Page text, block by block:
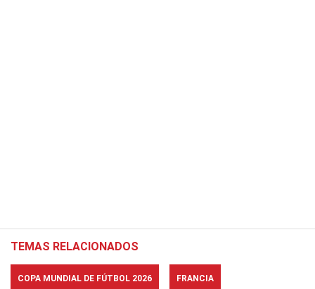
TEMAS RELACIONADOS
COPA MUNDIAL DE FÚTBOL 2026 FRANCIA